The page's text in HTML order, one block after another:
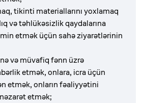
tikinti materiallarını yoxlamaq
və təhlükəsizlik qaydalarına
etmək üçün sahə ziyarətlərinin
və müvafiq fənn üzrə
etmək, onlara, icra üçün
etmək, onların fəaliyyətini
etmək;